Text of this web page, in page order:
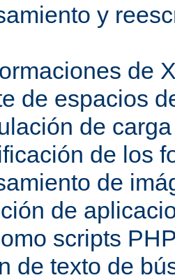
y
de
de espacios
de
de los
de
de
scripts
de texto de